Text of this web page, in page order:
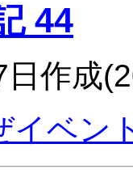
44
作成
イベン